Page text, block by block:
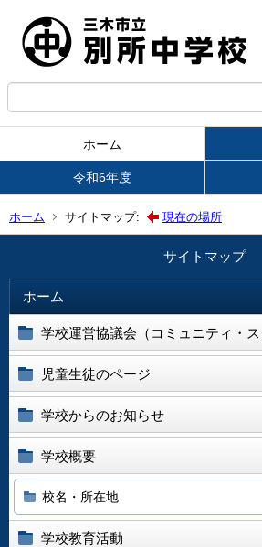
ホーム
令和6年度
ホーム サイトマップ: 現在の場所
サイトマップ
ホーム
学校運営協議会（コミュニティ・ス
児童生徒のページ
学校からのお知らせ
学校概要
校名・所在地
学校教育活動